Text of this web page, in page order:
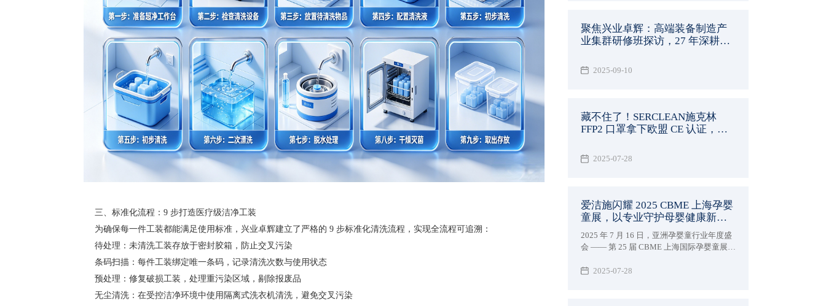
三、标准化流程：9 步打造医疗级洁净工装
为确保每一件工装都能满足使用标准，兴业卓辉建立了严格的 9 步标准化清洗流程，实现全流程可追溯：
待处理：未清洗工装存放于密封胶箱，防止交叉污染
条码扫描：每件工装绑定唯一条码，记录清洗次数与使用状态
预处理：修复破损工装，处理重污染区域，剔除报废品
无尘清洗：在受控洁净环境中使用隔离式洗衣机清洗，避免交叉污染
家标准《头部防护 防静电工作帽》（GB
31421-2025）现已正式发布，实施后将会成
聚焦兴业卓辉：高端装备制造产
业集群研修班探访，27 年深耕实
2025-09-10
藏不住了！SERCLEAN施克林
FFP2 口罩拿下欧盟 CE 认证，防
2025-07-28
爱洁施闪耀 2025 CBME 上海孕婴
童展，以专业守护母婴健康新未
来
2025 年 7 月 16 日，亚洲孕婴童行业年度盛
会 —— 第 25 届 CBME 上海国际孕婴童展在
旗下专注母婴护理品牌爱洁施亮相5-1E38 展
2025-07-28